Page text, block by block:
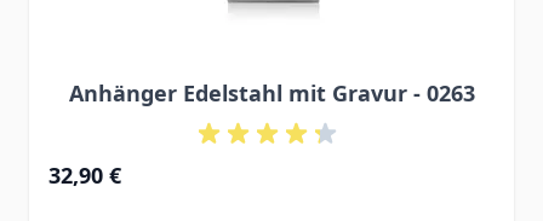
Anhänger Edelstahl mit Gravur - 0263
32,90 €